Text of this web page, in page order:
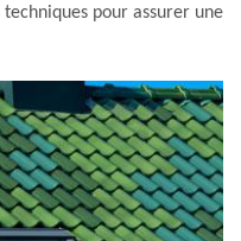
pour assurer une